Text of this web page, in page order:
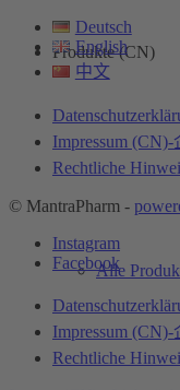
Produkte (CN)
Alle
Deutsch
English
中文
Impressum
Rechtliche
© MantraPharm -
Instagram
Facebook
Impressum
Rechtliche